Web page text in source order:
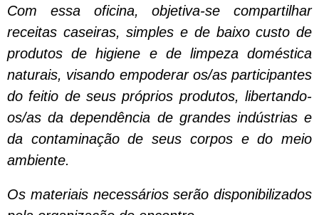
Com essa oficina, objetiva-se compartilhar
receitas caseiras, simples e de baixo custo de
produtos de higiene e de limpeza doméstica
naturais, visando empoderar os/as participantes
do feitio de seus próprios produtos, libertando-
os/as da dependência de grandes indústrias e
da contaminação de seus corpos e do meio
ambiente.
Os materiais necessários serão disponibilizados